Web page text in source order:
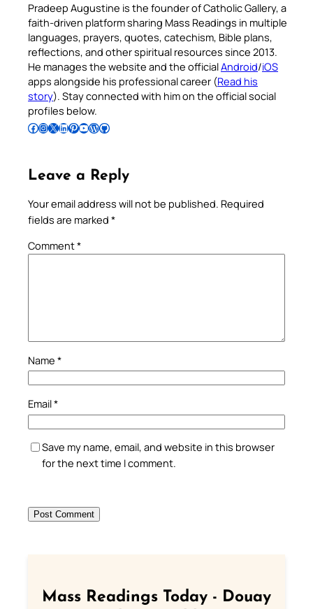
Pradeep Augustine is the founder of Catholic Gallery, a
faith-driven platform sharing Mass Readings in multiple
languages, prayers, quotes, catechism, Bible plans,
reflections, and other spiritual resources since 2013.
He manages the website and the officialAndroid/iOS
apps alongside his professional career (Read his
story). Stay connected with him on the official social
profiles below.
Follow Pradeep on Facebook Follow Pradeep on InstagramFollow Pradeep on X Follow Pradeep on LinkedIn Follow Pradeep on Pinterest Subscribe to Pradeep’s Youtube Channel Follow Pradeep on WordPress Follow Pradeep on GitHub
Leave a Reply
Your email address will not be published. Required
fields are marked *
Comment*
Name *
Email*
Save my name, email, and website in this browser
for the next time I comment.
Mass Readings Today - Douay